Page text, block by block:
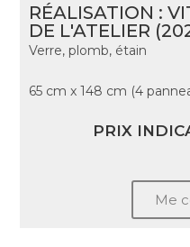
RÉALISATION :
DE L'ATELIER
Verre, plomb, étain
65 cm x 148 cm (4
PRIX
Me